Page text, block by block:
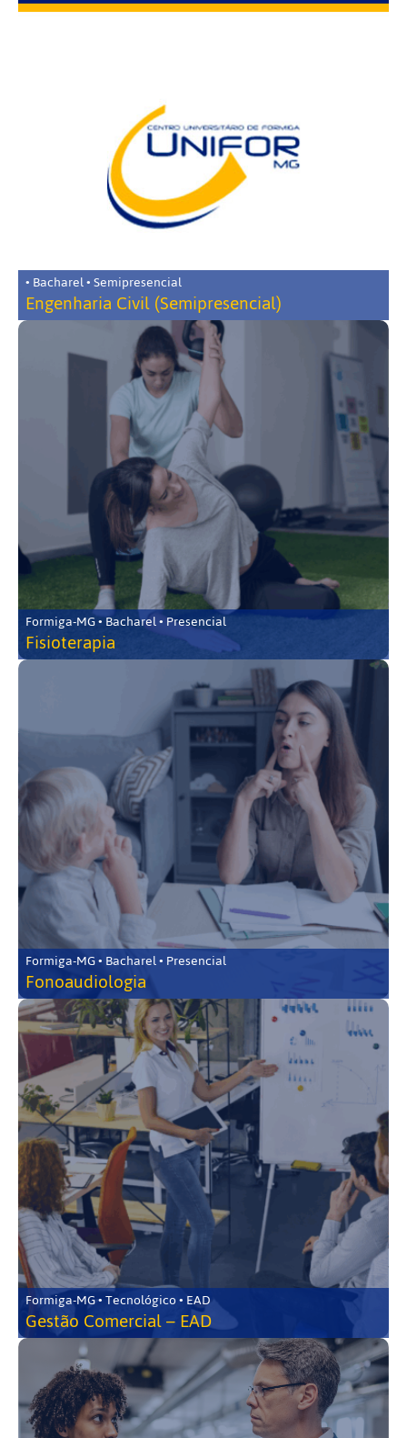
• Bacharel • Semipresencial
Engenharia Civil (Semipresencial)
Formiga-MG • Bacharel • Presencial
Fisioterapia
Formiga-MG • Bacharel • Presencial
Fonoaudiologia
Formiga-MG • Tecnológico • EAD
Gestão Comercial – EAD